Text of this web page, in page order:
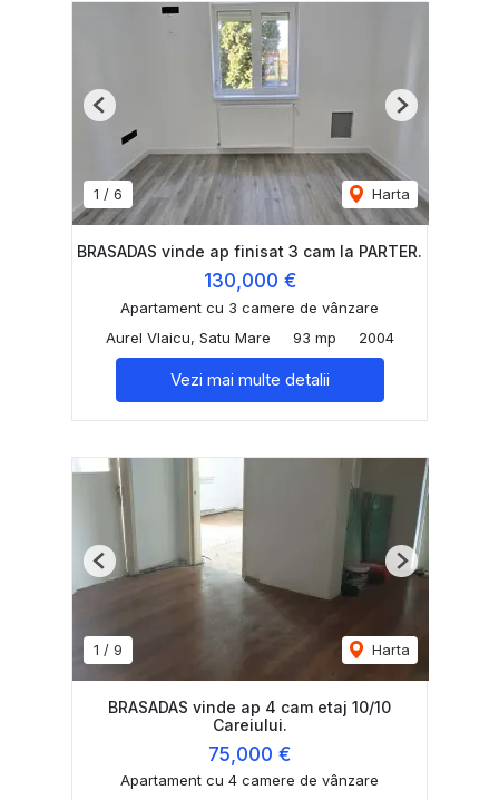
1 / 6 Harta
Previous Next
BRASADAS vinde ap finisat 3 cam la PARTER.
130,000 €
Apartament cu 3 camere de vânzare
Aurel Vlaicu, Satu Mare
93 mp 2004
Vezi mai multe detalii
1 / 9 Harta
Previous Next
BRASADAS vinde ap 4 cam etaj 10/10
Careiului.
75,000 €
Apartament cu 4 camere de vânzare